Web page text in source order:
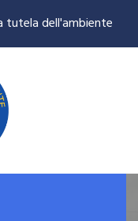
tutela dell'ambiente